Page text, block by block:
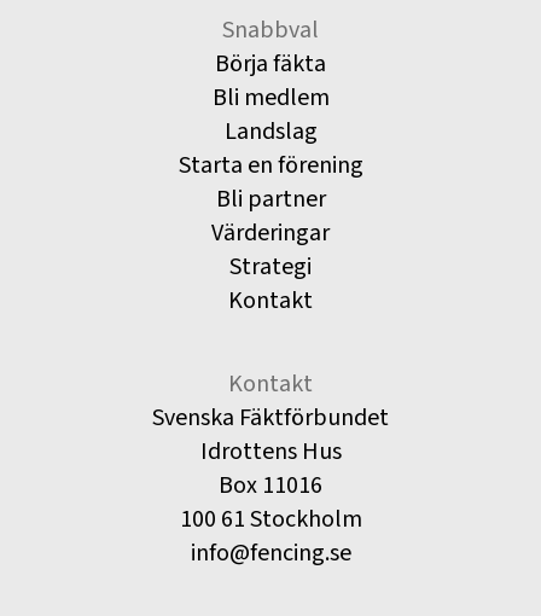
Snabbval
Börja fäkta
Bli medlem
Landslag
Starta en förening
Bli partner
Värderingar
Strategi
Kontakt
Kontakt
Svenska Fäktförbundet
Idrottens Hus
Box 11016
100 61 Stockholm
info@fencing.se